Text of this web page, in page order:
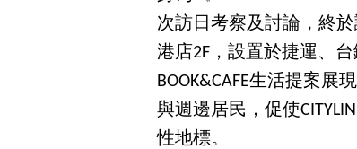
次訪日考察及討論，終於
港店2F，設置於捷運、
BOOK&CAFE生活提案
與週邊居民，促使
性地標。